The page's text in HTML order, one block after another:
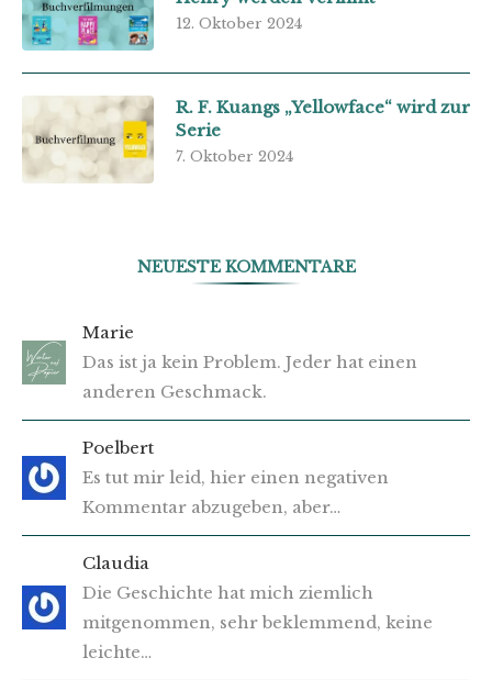
12. Oktober 2024
R. F. Kuangs „Yellowface“ wird zur
Serie
7. Oktober 2024
NEUESTE KOMMENTARE
Marie
Das ist ja kein Problem. Jeder hat einen
anderen Geschmack.
Poelbert
Es tut mir leid, hier einen negativen
Kommentar abzugeben, aber…
Claudia
Die Geschichte hat mich ziemlich
mitgenommen, sehr beklemmend, keine
leichte…